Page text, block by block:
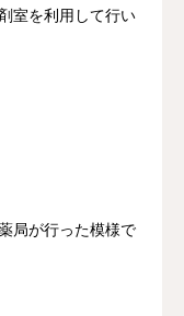
室を利用して行い
局が行った模様で